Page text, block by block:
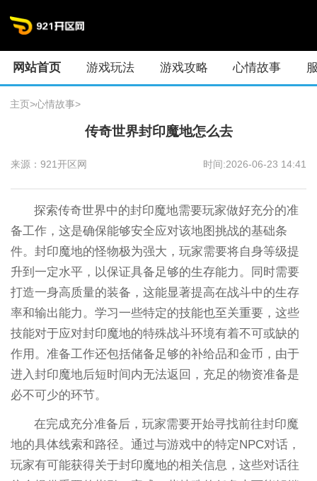
网站首页 游戏玩法 游戏攻略 心情故事
主页>心情故事>
传奇世界封印魔地怎么去
来源：921开区网 时间:2026-06-23 14:41
探索传奇世界中的封印魔地需要玩家做好充分的准
备工作，这是确保能够安全应对该地图挑战的基础条
件。封印魔地的怪物极为强大，玩家需要将自身等级提
升到一定水平，以保证具备足够的生存能力。同时需要
打造一身高质量的装备，这能显著提高在战斗中的生存
率和输出能力。学习一些特定的技能也至关重要，这些
技能对于应对封印魔地的特殊战斗环境有着不可或缺的
作用。准备工作还包括储备足够的补给品和金币，由于
进入封印魔地后短时间内无法返回，充足的物资准备是
必不可少的环节。
在完成充分准备后，玩家需要开始寻找前往封印魔
地的具体线索和路径。通过与游戏中的特定NPC对话，
玩家有可能获得关于封印魔地的相关信息，这些对话往